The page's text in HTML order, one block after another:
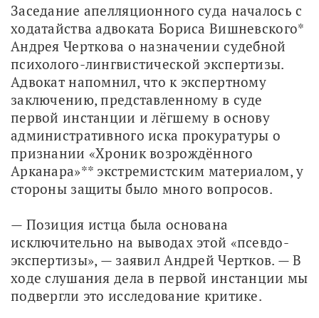
Заседание апелляционного суда началось с
ходатайства адвоката Бориса Вишневского*
Андрея Черткова о назначении судебной
психолого-лингвистической экспертизы.
Адвокат напомнил, что к экспертному
заключению, представленному в суде
первой инстанции и лёгшему в основу
административного иска прокуратуры о
признании «Хроник возрождённого
Арканара»** экстремистским материалом, у
стороны защиты было много вопросов.
— Позиция истца была основана
исключительно на выводах этой «псевдо-
экспертизы», — заявил Андрей Чертков. — В
ходе слушания дела в первой инстанции мы
подвергли это исследование критике.